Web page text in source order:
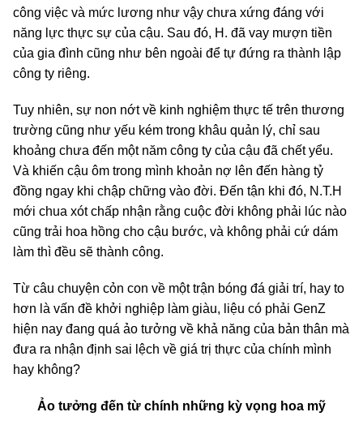
công việc và mức lương như vậy chưa xứng đáng với
năng lực thực sự của cậu. Sau đó, H. đã vay mượn tiền
của gia đình cũng như bên ngoài để tự đứng ra thành lập
công ty riêng.
Tuy nhiên, sự non nớt về kinh nghiệm thực tế trên thương
trường cũng như yếu kém trong khâu quản lý, chỉ sau
khoảng chưa đến một năm công ty của cậu đã chết yểu.
Và khiến cậu ôm trong mình khoản nợ lên đến hàng tỷ
đồng ngay khi chập chững vào đời. Đến tận khi đó, N.T.H
mới chua xót chấp nhận rằng cuộc đời không phải lúc nào
cũng trải hoa hồng cho cậu bước, và không phải cứ dám
làm thì đều sẽ thành công.
Từ câu chuyện cỏn con về một trận bóng đá giải trí, hay to
hơn là vấn đề khởi nghiệp làm giàu, liệu có phải GenZ
hiện nay đang quá ảo tưởng về khả năng của bản thân mà
đưa ra nhận định sai lệch về giá trị thực của chính mình
hay không?
Ảo tưởng đến từ chính những kỳ vọng hoa mỹ